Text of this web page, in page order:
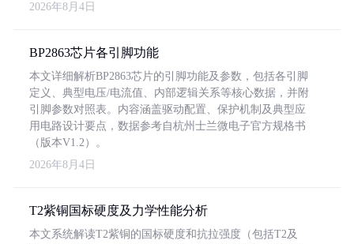
2026年8月4日
BP2863芯片各引脚功能
本文详细解析BP2863芯片的引脚功能及参数，包括各引脚
定义、典型电压/电流值、内部逻辑关系等核心数据，并附
引脚参数对照表。内容涵盖驱动配置、保护机制及典型应
用电路设计要点，数据参考自杭州士兰微电子官方规格书
（版本V1.2）。
2026年8月4日
T2紫铜国标硬度及力学性能分析
本文系统解读T2紫铜的国标硬度和抗拉强度（包括T2及